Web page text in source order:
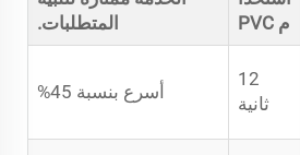
م PVC
المتطلبات.
12
ثانية
أسرع بنسبة 45%